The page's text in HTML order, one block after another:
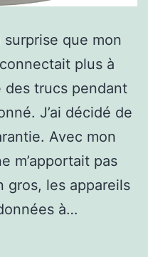
surprise que mon
plus à
des trucs pendant
J’ai décidé de
Avec mon
m’apportait pas
gros, les appareils
à…